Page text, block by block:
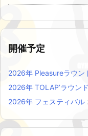
開催予定
2026年 Pleasureラウン
2026年 TOLAP’ラウンド
2026年 フェスティバル